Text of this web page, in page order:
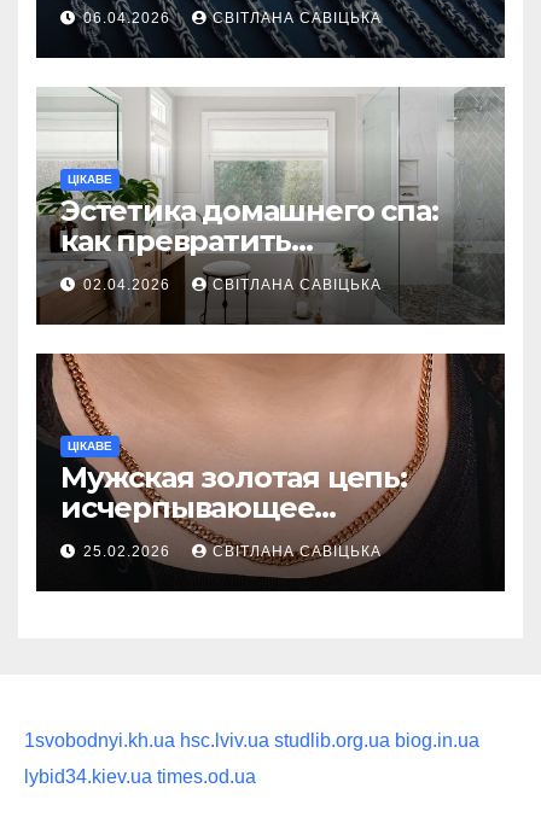
найнадійнішими
06.04.2026 СВІТЛАНА САВІЦЬКА
ЦІКАВЕ
Эстетика домашнего спа:
как превратить
ежедневную гигиену в
восстанавливающий
ритуал
02.04.2026 СВІТЛАНА САВІЦЬКА
ЦІКАВЕ
Мужская золотая цепь:
исчерпывающее
руководство по выбору
статусного украшения
25.02.2026 СВІТЛАНА САВІЦЬКА
1svobodnyi.kh.ua hsc.lviv.ua studlib.org.ua biog.in.ua
lybid34.kiev.ua times.od.ua